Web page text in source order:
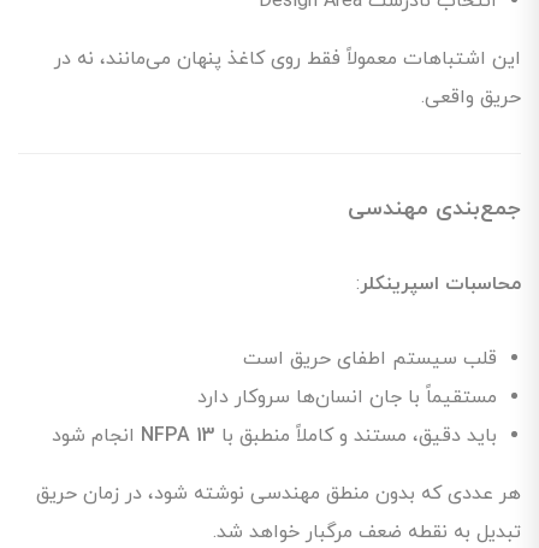
این اشتباهات معمولاً فقط روی کاغذ پنهان می‌مانند، نه در
حریق واقعی.
جمع‌بندی مهندسی
محاسبات اسپرینکلر:
قلب سیستم اطفای حریق است
مستقیماً با جان انسان‌ها سروکار دارد
باید دقیق، مستند و کاملاً منطبق با NFPA 13 انجام شود
هر عددی که بدون منطق مهندسی نوشته شود، در زمان حریق
تبدیل به نقطه ضعف مرگبار خواهد شد.